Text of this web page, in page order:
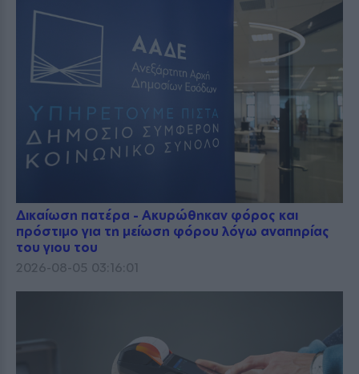
Δικαίωση πατέρα - Ακυρώθηκαν φόρος και
πρόστιμο για τη μείωση φόρου λόγω αναπηρίας
του γιου του
2026-08-05 03:16:01